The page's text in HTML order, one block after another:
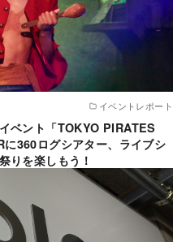
イベントレポート
ベント「TOKYO PIRATES
360ログシアター、ライブシ
りを楽しもう！